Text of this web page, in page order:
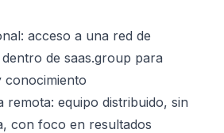
acceso a una red de
de saas.group para
conocimiento
remota: equipo distribuido, sin
con foco en resultados